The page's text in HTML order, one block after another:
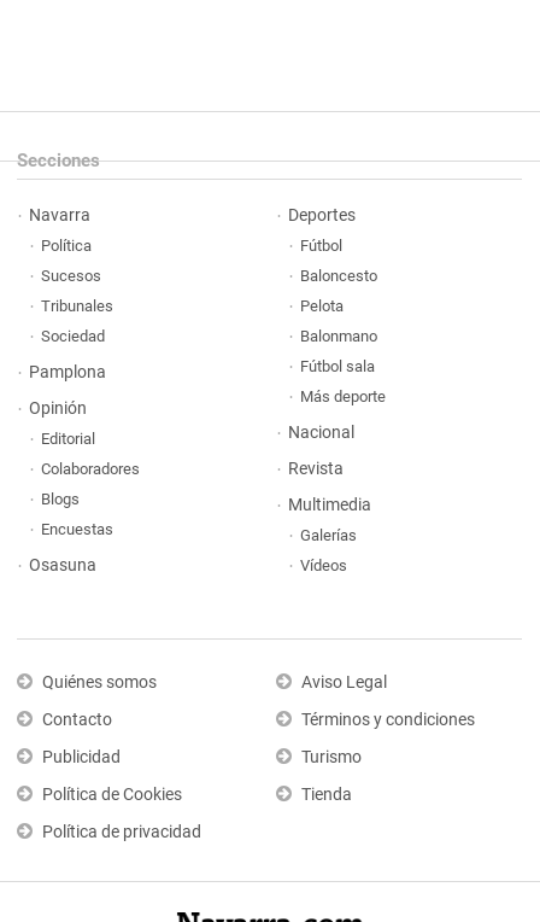
Secciones
Navarra
Política
Sucesos
Tribunales
Sociedad
Pamplona
Opinión
Editorial
Colaboradores
Blogs
Encuestas
Osasuna
Deportes
Fútbol
Baloncesto
Pelota
Balonmano
Fútbol sala
Más deporte
Nacional
Revista
Multimedia
Galerías
Vídeos
Quiénes somos
Contacto
Publicidad
Política de Cookies
Política de privacidad
Aviso Legal
Términos y condiciones
Turismo
Tienda